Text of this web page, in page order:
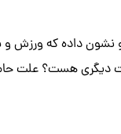
را نداشتم ، هر ۶ ماه سونوگرافی انجام
دیگری هست؟ علت